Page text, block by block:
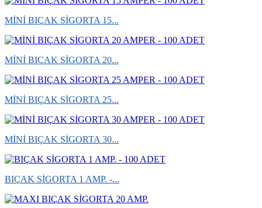
MİNİ BIÇAK SİGORTA 15...
MİNİ BIÇAK SİGORTA 20...
MİNİ BIÇAK SİGORTA 25...
MİNİ BIÇAK SİGORTA 30...
BIÇAK SİGORTA 1 AMP. -...